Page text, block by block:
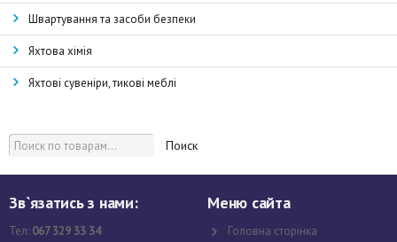
Швартування та засоби безпеки
Яхтова хімія
Яхтові сувеніри, тикові меблі
Поиск
Зв`язатись з нами:
Тел: 067 329 33 34
Меню сайта
Головна сторінка